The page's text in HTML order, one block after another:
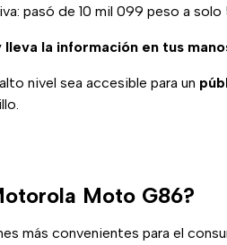
pasó de 10 mil 099 peso a
lleva la información en tus
nivel sea accesible para un
Moto G86?
más convenientes para el